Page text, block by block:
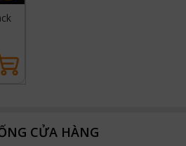
CỬA HÀNG